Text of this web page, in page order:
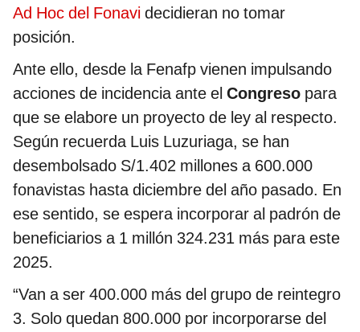
Ad Hoc del Fonavi decidieran no tomar
posición.
Ante ello, desde la Fenafp vienen impulsando
acciones de incidencia ante el Congreso para
que se elabore un proyecto de ley al respecto.
Según recuerda Luis Luzuriaga, se han
desembolsado S/1.402 millones a 600.000
fonavistas hasta diciembre del año pasado. En
ese sentido, se espera incorporar al padrón de
beneficiarios a 1 millón 324.231 más para este
2025.
“Van a ser 400.000 más del grupo de reintegro
3. Solo quedan 800.000 por incorporarse del